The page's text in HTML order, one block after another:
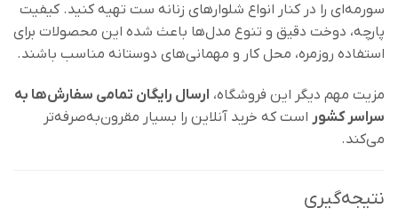
سورمه‌ای را در کنار انواع شلوارهای زنانه ست تهیه کنید. کیفیت
پارچه، دوخت دقیق و تنوع مدل‌ها باعث شده این محصولات برای
استفاده روزمره، محل کار و مهمانی‌های دوستانه مناسب باشند.
مزیت مهم دیگر این فروشگاه، ارسال رایگان تمامی سفارش‌ها به
سراسر کشور است که خرید آنلاین را بسیار مقرون‌به‌صرفه‌تر
می‌کند.
نتیجه‌گیری